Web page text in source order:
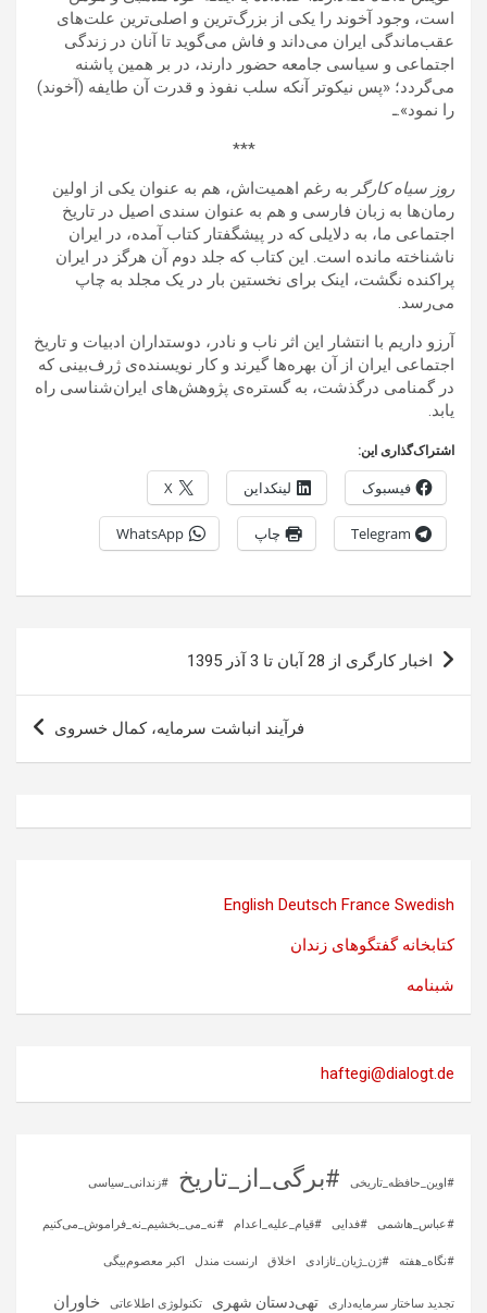
ا‌ست، وجود آخوند را یکی از بزرگ‌ترین و اصلی‌ترین علت‌های
عقب‌ماندگی ایران می‌داند و فاش می‌گوید تا آنان در زندگی
اجتماعی و سیاسی جامعه حضور دارند، در بر همین پاشنه
می‌گردد؛ «پس نیکوتر آنکه سلب نفوذ و قدرت آن طایفه‌ (آخوند)
را نمود».ـ
***
روز سیاه کارگر به رغم اهمیت‌اش، هم به عنوان یکی از اولین
رمان‌ها به زبان فارسی و هم به عنوان سندی اصیل در تاریخ
اجتماعی ما، به دلایلی که در پیشگفتار کتاب آمده، در ایران
ناشناخته مانده است. این کتاب که جلد دوم آن هرگز در ایران
پراکنده نگشت، اینک برای نخستین بار در یک مجلد به چاپ
می‌رسد.
آرزو داریم با انتشار این اثر ناب و نادر، دوستداران ادبیات و تاریخ
اجتماعی ایران از آن بهره‌ها گیرند و کار نویسنده‌ی ژرف‌بینی که
در گمنامی درگذشت، به گستره‌ی پژوهش‌‌های ایران‌شناسی راه
یابد.
اشتراک‌گذاری این:
فیسبوک لینکداین X
Telegram چاپ WhatsApp
راهبری
نوشته
اخبار کارگری از 28 آبان تا 3 آذر 1395
فرآیند انباشت سرمایه، کمال خسروی
English Deutsch France Swedish
کتابخانه گفتگوهای زندان
شبنامه
haftegi@dialogt.de
#اوین_حافظه_تاریخی #برگی_از_تاریخ #زندانی_سیاسی
#عباس_هاشمی #فدایی #قیام_علیه_اعدام #نه_می_بخشیم_نه_فراموش_می‌کنیم
#نگاه_هفته #ژن_ژیان_ئازادی اخلاق ارنست مندل اکبر معصوم‌بیگی
تجدید ساختار سرمایه‌داری تهی‌دستان شهری تکنولوژی اطلاعاتی خاوران